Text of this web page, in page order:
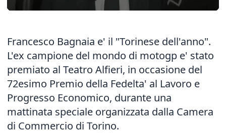
Francesco Bagnaia e' il "Torinese dell'anno".
L'ex campione del mondo di motogp e' stato
premiato al Teatro Alfieri, in occasione del
72esimo Premio della Fedelta' al Lavoro e
Progresso Economico, durante una
mattinata speciale organizzata dalla Camera
di Commercio di Torino.